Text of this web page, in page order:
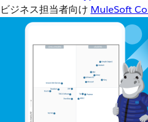
ビジネス担当者向け MuleSoft